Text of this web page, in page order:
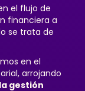
el flujo de
financiera a
se trata de
en el
arrojando
gestión